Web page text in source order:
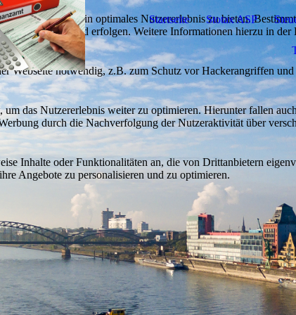
Startseite Stotax ASP
um Besuchern ein optimales Nutzererlebnis zu bieten.
in einem Drittland erfolgen. Weitere Informationen hierzu in der
Webseite notwendig, z.B. zum Schutz vor Hackerangriffen
das Nutzererlebnis weiter zu optimieren. Hierunter fallen
durch die Nachverfolgung der Nutzeraktivität über
Inhalte oder Funktionalitäten an, die von Drittanbietern
Angebote zu personalisieren und zu optimieren.